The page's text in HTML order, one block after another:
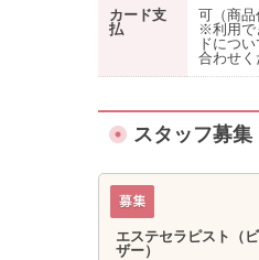
カード支
払
可（商品
※利用で
ドにつ
合わせく
スタッフ募集
エステセラピスト（
ザー）